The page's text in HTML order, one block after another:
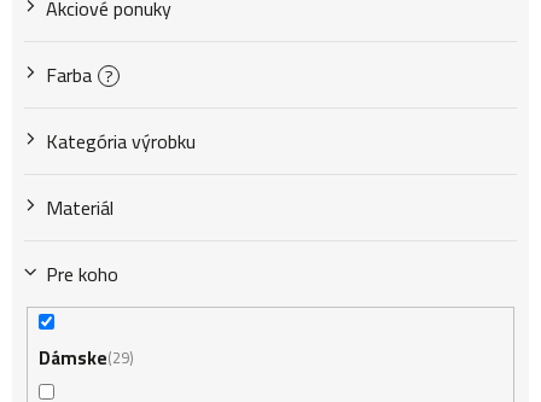
o
d
u
k
Akciové ponuky
Farba ?
Kategória výrobku
Materiál
Pre koho
Dámske 29